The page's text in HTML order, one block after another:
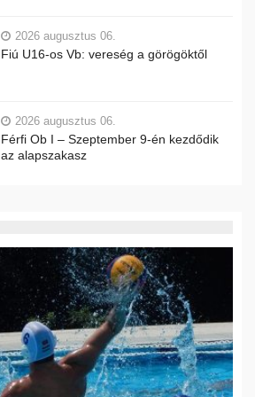
2026 augusztus 06.
Fiú U16-os Vb: vereség a görögöktől
2026 augusztus 06.
Férfi Ob I – Szeptember 9-én kezdődik
az alapszakasz